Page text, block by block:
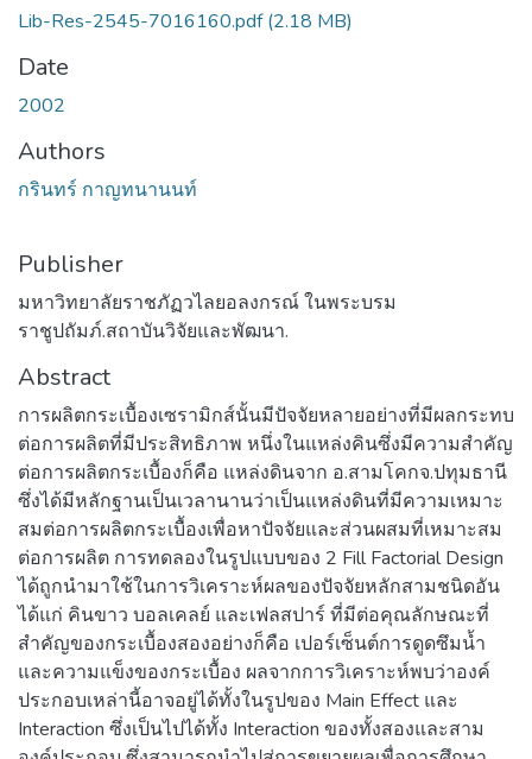
Lib-Res-2545-7016160.pdf(2.18 MB)
Date
2002
Authors
กรินทร์ กาญทนานนท์
Publisher
มหาวิทยาลัยราชภัฏวไลยอลงกรณ์ ในพระบรม
ราชูปถัมภ์.สถาบันวิจัยและพัฒนา.
Abstract
การผลิตกระเบื้องเซรามิกส์นั้นมีปัจจัยหลายอย่างที่มีผลกระทบ
ต่อการผลิตที่มีประสิทธิภาพ หนึ่งในแหล่งคินซึ่งมีความสำคัญ
ต่อการผลิตกระเบื้องก็คือ แหล่งดินจาก อ.สามโคกจ.ปทุมธานี
ซึ่งได้มีหลักฐานเป็นเวลานานว่าเป็นแหล่งดินที่มีความเหมาะ
สมต่อการผลิตกระเบื้องเพื่อหาปัจจัยและส่วนผสมที่เหมาะสม
ต่อการผลิต การทดลองในรูปแบบของ 2 Fill Factorial Design
ได้ถูกนำมาใช้ในการวิเคราะห์ผลของปัจจัยหลักสามชนิดอัน
ได้แก่ คินขาว บอลเคลย์ และเฟลสปาร์ ที่มีต่อคุณลักษณะที่
สำคัญของกระเบื้องสองอย่างก็คือ เปอร์เซ็นต์การดูดซึมน้ำ
และความแข็งของกระเบื้อง ผลจากการวิเคราะห์พบว่าองค์
ประกอบเหล่านี้อาจอยู่ได้ทั้งในรูปของ Main Effect และ
Interaction ซึ่งเป็นไปได้ทั้ง Interaction ของทั้งสองและสาม